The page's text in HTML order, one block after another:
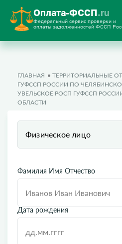
Оплата-ФССП.ru
Федеральный сервис проверки и
оплаты задолженностей ФССП
ГЛАВНАЯ
ТЕРРИТОРИАЛЬНЫЕ
ГУФССП РОССИИ ПО
УВЕЛЬСКОЕ РОСП ГУФССП
ОБЛАСТИ
Физическое лицо
Фамилия Имя Отчество
Дата рождения